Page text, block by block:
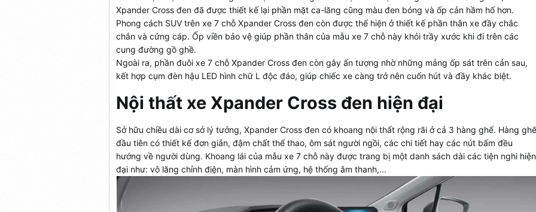
Xpander Cross đen đã được thiết kế lại phần mặt ca-lăng cũng màu đen bóng và ốp cản hầm hố hơn.
Phong cách SUV trên xe 7 chỗ Xpander Cross đen còn được thể hiện ở thiết kế phần thân xe đầy chắc
chắn và cứng cáp. Ốp viền bảo vệ giúp phần thân của mẫu xe 7 chỗ này khỏi trầy xước khi đi trên các
cung đường gồ ghề.
Ngoài ra, phần đuôi xe 7 chỗ Xpander Cross đen còn gây ấn tượng nhờ những mảng ốp sát trên cản sau,
kết hợp cụm đèn hậu LED hình chữ L độc đáo, giúp chiếc xe càng trở nên cuốn hút và đầy khác biệt.
Nội thất xe Xpander Cross đen hiện đại
Sở hữu chiều dài cơ sở lý tưởng, Xpander Cross đen có khoang nội thất rộng rãi ở cả 3 hàng ghế. Hàng ghế
đầu tiên có thiết kế đơn giản, đậm chất thể thao, ôm sát người ngồi, các chi tiết hay các nút bấm đều
hướng về người dùng. Khoang lái của mẫu xe 7 chỗ này được trang bị một danh sách dài các tiện nghi hiện
đại như: vô lăng chỉnh điện, màn hình cảm ứng, hệ thống âm thanh,...